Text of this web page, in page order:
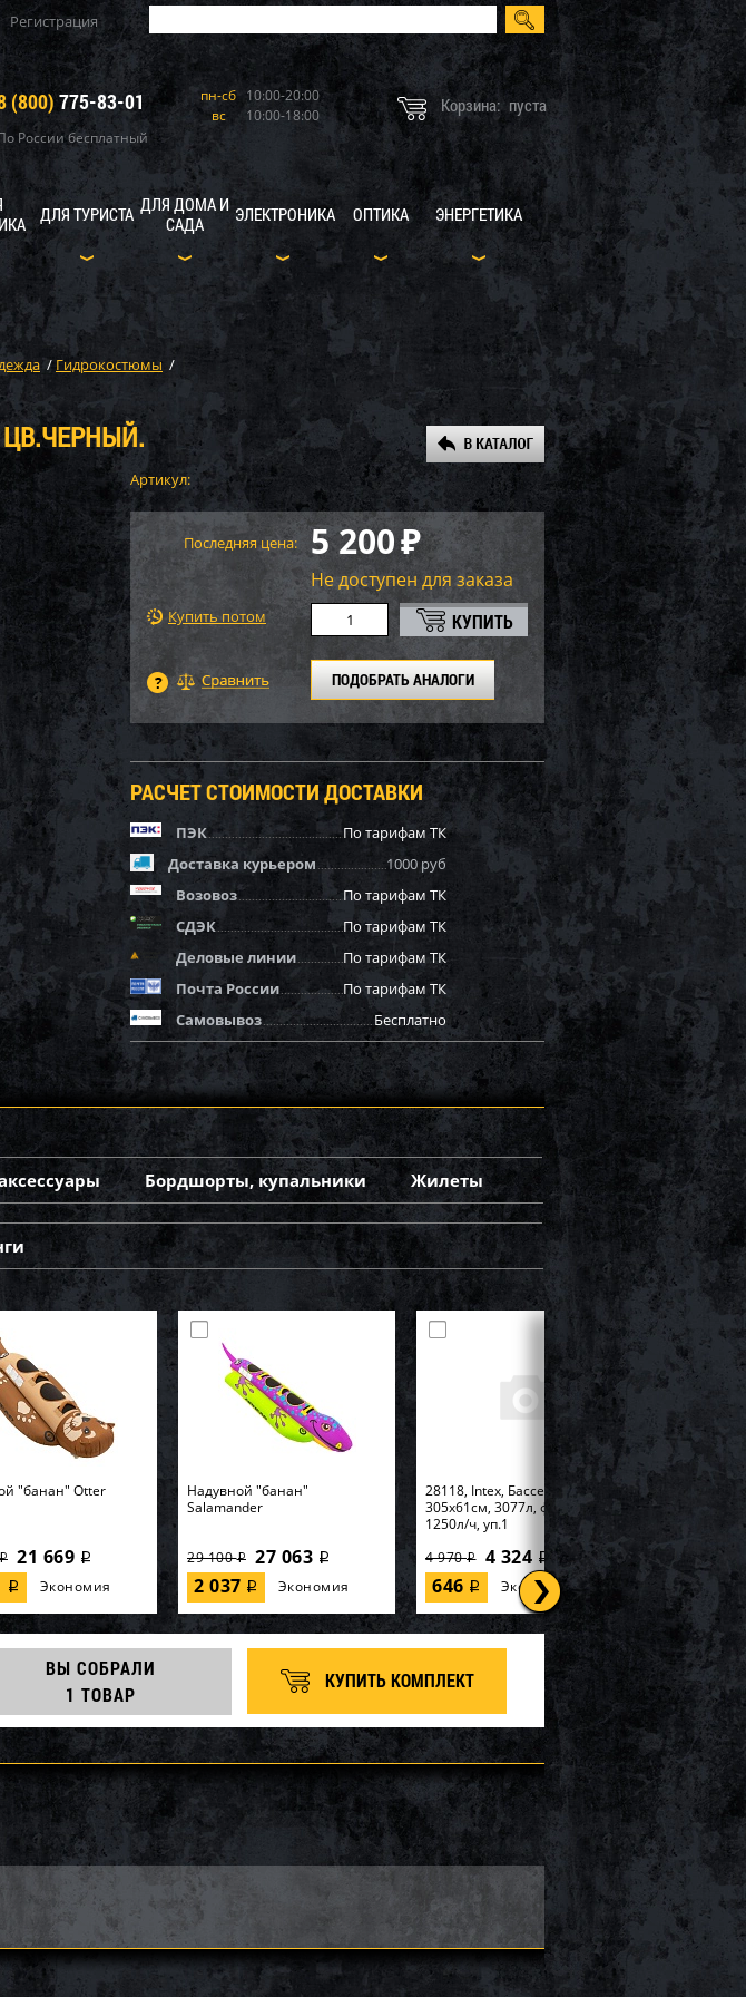
Регистрация
(800) 775-83-01
России бесплатный
пн-сб 10:00-20:00
вс
10:00-18:00 Корзина: пуста
ДЛЯ ТУРИСТА ДЛЯ ДОМА И
САДА
ЭЛЕКТРОНИКА ОПТИКА ЭНЕРГЕТИКА
/ Гидрокостюмы /
ЦВ.ЧЕРНЫЙ.
Артикул:
Последняя цена: 5 200₽
Не доступен для заказа
Купить потом
ПОДОБРАТЬ АНАЛОГИ
РАСЧЕТ СТОИМОСТИ ДОСТАВКИ
ПЭК
По тарифам ТК
Доставка курьером
1000 руб
Возовоз
По тарифам ТК
СДЭК
По тарифам ТК
Деловые линии
По тарифам ТК
Почта России
По тарифам ТК
Самовывоз
Бесплатно
Бордшорты, купальники Жилеты
"банан" Otter
21 669 i
i Экономия
Надувной "банан"
Salamander
29 100i 27 063 i
2 037 i Экономия
28118, Intex, Бассейн Easy Set
305х61см, 3077л, фил.-насос
1250л/ч, уп.1
4 970i 4 324 i
646 i Экономия
KOKIDO, Уборочный
Kokido Classic
7 аксессуаров, уп.1
6 210
64902, Intex, Надувная
"Premaire Elevated" встр.нас...
9 000
8 100
56595, Intex, Набор для игры
170х170х185см "Горилла" с
разбрызгивателем, уп.2
6 660
ВЫ СОБРАЛИ
1 ТОВАР
КУПИТЬ КОМПЛЕКТ